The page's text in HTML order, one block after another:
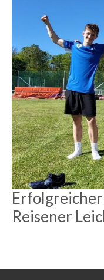
Reisener